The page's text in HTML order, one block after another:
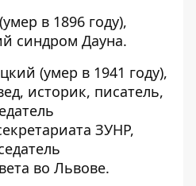
в 1896 году),
синдром Дауна.
(умер в 1941 году),
историк, писатель,
ЗУНР,
во Львове.